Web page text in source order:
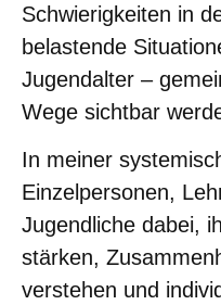
Schwierigkeiten in
belastende
Jugendalter –
Wege sichtbar
In meiner
Einzelpersonen,
Jugendliche dabei,
stärken,
verstehen und